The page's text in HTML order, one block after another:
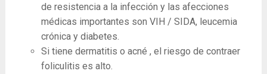
de resistencia a la infección y las afecciones
médicas importantes son VIH / SIDA, leucemia
crónica y diabetes.
Si tiene dermatitis o acné , el riesgo de contraer
foliculitis es alto.